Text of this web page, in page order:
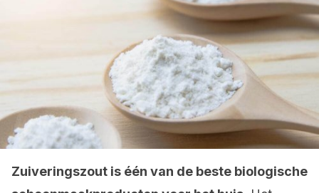
Zuiveringszout is één van de beste biologische